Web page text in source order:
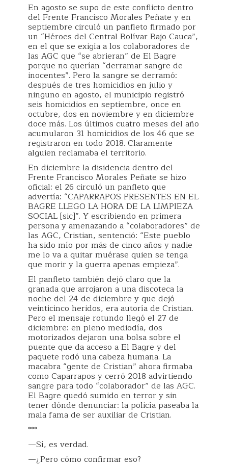
En agosto se supo de este conflicto dentro
del Frente Francisco Morales Peñate y en
septiembre circuló un panfleto firmado por
un “Héroes del Central Bolívar Bajo Cauca”,
en el que se exigía a los colaboradores de
las AGC que “se abrieran” de El Bagre
porque no querían “derramar sangre de
inocentes”. Pero la sangre se derramó:
después de tres homicidios en julio y
ninguno en agosto, el municipio registró
seis homicidios en septiembre, once en
octubre, dos en noviembre y en diciembre
doce más. Los últimos cuatro meses del año
acumularon 31 homicidios de los 46 que se
registraron en todo 2018. Claramente
alguien reclamaba el territorio.
En diciembre la disidencia dentro del
Frente Francisco Morales Peñate se hizo
oficial: el 26 circuló un panfleto que
advertía: “CAPARRAPOS PRESENTES EN EL
BAGRE LLEGO LA HORA DE LA LIMPIEZA
SOCIAL [sic]”. Y escribiendo en primera
persona y amenazando a “colaboradores” de
las AGC, Cristian, sentenció: “Este pueblo
ha sido mío por más de cinco años y nadie
me lo va a quitar muérase quien se tenga
que morir y la guerra apenas empieza”.
El panfleto también dejó claro que la
granada que arrojaron a una discoteca la
noche del 24 de diciembre y que dejó
veinticinco heridos, era autoría de Cristian.
Pero el mensaje rotundo llegó el 27 de
diciembre: en pleno mediodía, dos
motorizados dejaron una bolsa sobre el
puente que da acceso a El Bagre y del
paquete rodó una cabeza humana. La
macabra “gente de Cristian” ahora firmaba
como Caparrapos y cerró 2018 advirtiendo
sangre para todo “colaborador” de las AGC.
El Bagre quedó sumido en terror y sin
tener dónde denunciar: la policía paseaba la
mala fama de ser auxiliar de Cristian.
***
—Sí, es verdad.
—¿Pero cómo confirmar eso?